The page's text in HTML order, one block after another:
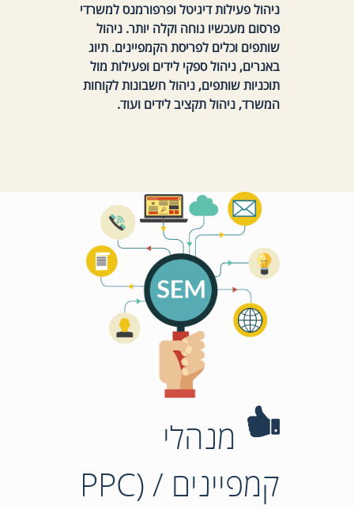
ניהול פעילות דיגיטל ופרפורמנס למשרדי
פרסום מעכשיו נוחה וקלה יותר. ניהול
שותפים וכלים לפריסת הקמפיינים. תיוג
באנרים, ניהול ספקי לידים ופעילות מול
תוכניות שותפים, ניהול חשבונות לקוחות
המשרד, ניהול תקציב לידים ועוד.
מנהלי
קמפיינים PPC) /